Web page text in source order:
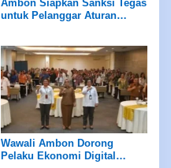
Ambon Siapkan Sanksi Tegas
untuk Pelanggar Aturan
Wawali Ambon Dorong
Pelaku Ekonomi Digital